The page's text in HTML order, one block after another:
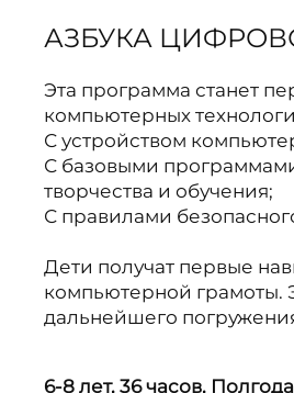
АЗБУКА
Эта программа станет
компьютерных
С устройством
С базовыми
творчества и обучения;
С правилами
Дети получат первые
компьютерной грамоты.
дальнейшего
6-8 лет, 36 часов, Полгода